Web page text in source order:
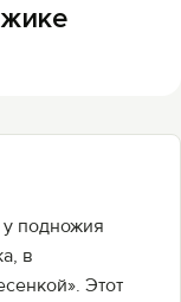
подножия
в
Этот